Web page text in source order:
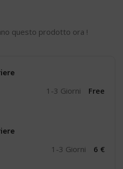
questo prodotto ora !
1-3 Giorni Free
1-3 Giorni 6 €